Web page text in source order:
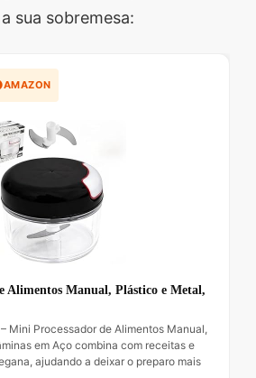
sua sobremesa:
AMAZON
Alimentos Manual, Plástico e Metal,
Mini Processador de Alimentos Manual,
em Aço combina com receitas e
ajudando a deixar o preparo mais